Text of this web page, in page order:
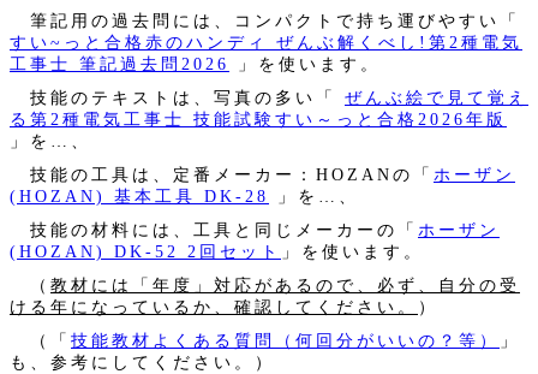
筆記用の過去問には、コンパクトで持ち運びやすい「
すい~っと合格赤のハンディ ぜんぶ解くべし!第2種電気
工事士 筆記過去問2026
」を使います。
技能のテキストは、写真の多い「
ぜんぶ絵で見て覚え
る第2種電気工事士 技能試験すい～っと合格2026年版
」を…、
技能の工具は、定番メーカー：HOZANの「 ホーザン
(HOZAN) 基本工具 DK-28
」を…、
技能の材料には、工具と同じメーカーの「 ホーザン
(HOZAN) DK-52 2回セット
」を使います。
（ 教材には「年度」対応があるので、必ず、自分の受
ける年になっているか、確認してください。
）
（「 技能教材よくある質問（何回分がいいの？等）
」
も、参考にしてください。）